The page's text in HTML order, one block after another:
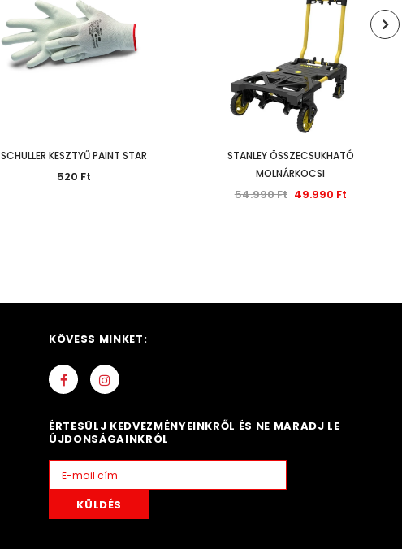
SCHULLER KESZTYŰ PAINT STAR
520 Ft
STANLEY ÖSSZECSUKHATÓ
MOLNÁRKOCSI
54.990 Ft 49.990 Ft
KÖVESS MINKET:
ÉRTESÜLJ KEDVEZMÉNYEINKRŐL ÉS NE MARADJ LE
ÚJDONSÁGAINKRÓL